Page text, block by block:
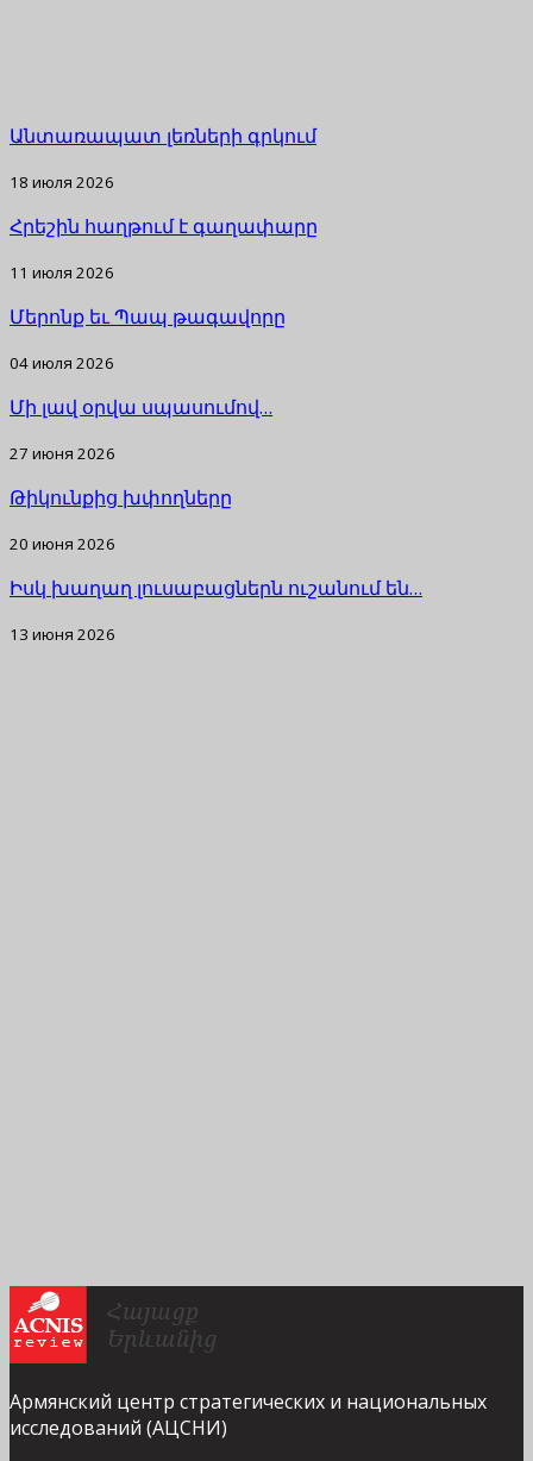
Անտառապատ լեռների գրկում
18 июля 2026
Հրեշին հաղթում է գաղափարը
11 июля 2026
Մերոնք եւ Պապ թագավորը
04 июля 2026
Մի լավ օրվա սպասումով…
27 июня 2026
Թիկունքից խփողները
20 июня 2026
Իսկ խաղաղ լուսաբացներն ուշանում են…
13 июня 2026
Армянский центр стратегических и национальных
исследований (АЦСНИ)